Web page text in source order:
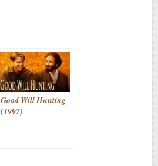
Good Will Hunting
(1997)